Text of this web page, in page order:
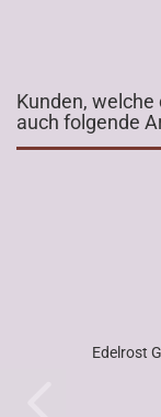
Kunden,
auch folgende
Edelrost